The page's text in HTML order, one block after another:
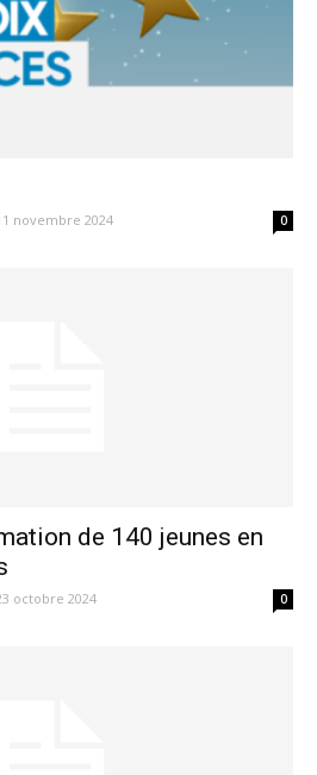
novembre 2024 0
de 140 jeunes en
octobre 2024 0